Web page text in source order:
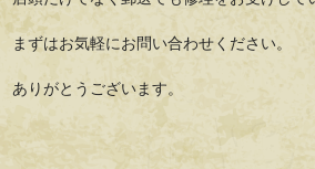
まずはお気軽にお問い合わせください。
ありがとうございます。